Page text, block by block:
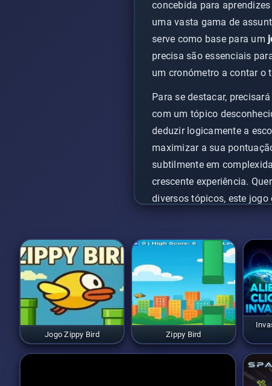
concebida para
uma vasta gama de
serve como base para um
precisa são essenciais
um cronómetro a contar o
Para se destacar,
com um tópico
deduzir logicamente a
maximizar a sua
subtilmente em
crescente experiência.
diversos tópicos, este
Jogo Zippy Bird Zippy Bird